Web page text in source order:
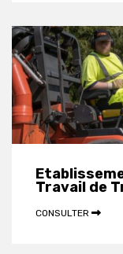
Travail de
CONSULTER